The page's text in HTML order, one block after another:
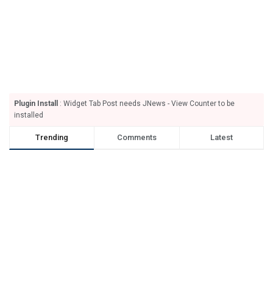
Plugin Install
: Widget Tab Post needs JNews - View Counter to be
installed
Trending Comments Latest